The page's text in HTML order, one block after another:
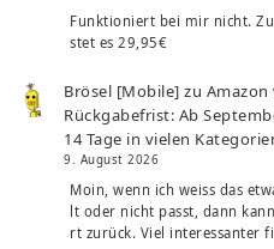
Funktioniert bei mir nicht.
stet es 29,95€
Brösel [Mobile] zu
Rückgabefrist: Ab
14 Tage in vielen
9. August 2026
Moin, wenn ich weiss das
lt oder nicht passt, dann
rt zurück. Viel interessanter